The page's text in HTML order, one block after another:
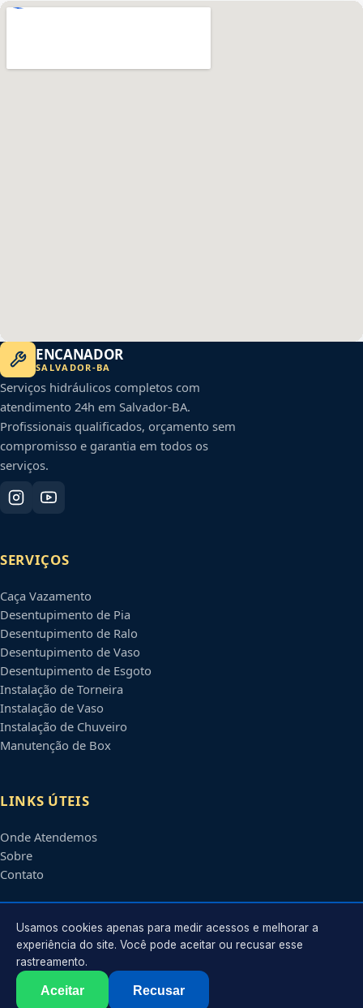
ENCANADOR
SALVADOR-BA
Serviços hidráulicos completos com
atendimento 24h em Salvador-BA.
Profissionais qualificados, orçamento sem
compromisso e garantia em todos os
serviços.
SERVIÇOS
Caça Vazamento
Desentupimento de Pia
Desentupimento de Ralo
Desentupimento de Vaso
Desentupimento de Esgoto
Instalação de Torneira
Instalação de Vaso
Instalação de Chuveiro
Manutenção de Box
LINKS ÚTEIS
Onde Atendemos
Sobre
Contato
CONTATO
Atendimento em
contato@encanadoremsalvador.com.br
2026 Encanador emSalvador . Todos os direitos reservados.
Usamos cookies apenas para medir acessos e melhorar a
experiência do site. Você pode aceitar ou recusar esse
rastreamento.
Aceitar Recusar